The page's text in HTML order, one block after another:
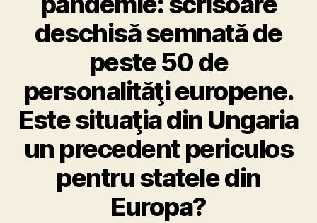
deschisă semnată de
peste 50 de
personalităţi europene.
Este situaţia din Ungaria
un precedent periculos
pentru statele din
Europa?